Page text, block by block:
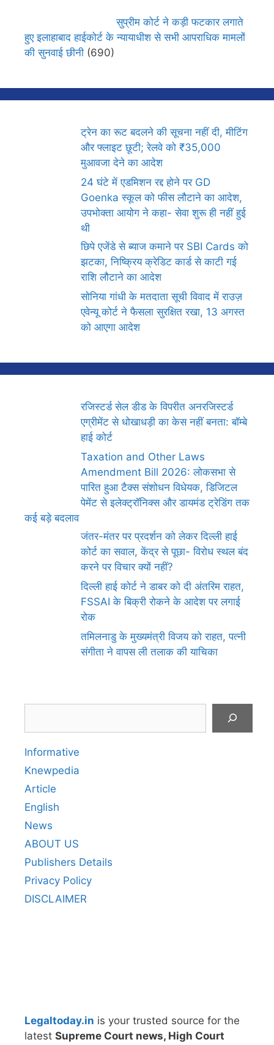
सुप्रीम कोर्ट ने कड़ी फटकार लगाते
हुए इलाहाबाद हाईकोर्ट के न्यायाधीश से सभी आपराधिक मामलों
की सुनवाई छीनी (690)
ट्रेन का रूट बदलने की सूचना नहीं दी, मीटिंग
और फ्लाइट छूटी; रेलवे को ₹35,000
मुआवजा देने का आदेश
24 घंटे में एडमिशन रद्द होने पर GD
Goenka स्कूल को फीस लौटाने का आदेश,
उपभोक्ता आयोग ने कहा- सेवा शुरू ही नहीं हुई
थी
छिपे एजेंडे से ब्याज कमाने पर SBI Cards को
झटका, निष्क्रिय क्रेडिट कार्ड से काटी गई
राशि लौटाने का आदेश
सोनिया गांधी के मतदाता सूची विवाद में राउज़
एवेन्यू कोर्ट ने फैसला सुरक्षित रखा, 13 अगस्त
को आएगा आदेश
रजिस्टर्ड सेल डीड के विपरीत अनरजिस्टर्ड
एग्रीमेंट से धोखाधड़ी का केस नहीं बनता: बॉम्बे
हाई कोर्ट
Taxation and Other Laws
Amendment Bill 2026: लोकसभा से
पारित हुआ टैक्स संशोधन विधेयक, डिजिटल
पेमेंट से इलेक्ट्रॉनिक्स और डायमंड ट्रेडिंग तक
कई बड़े बदलाव
जंतर-मंतर पर प्रदर्शन को लेकर दिल्ली हाई
कोर्ट का सवाल, केंद्र से पूछा- विरोध स्थल बंद
करने पर विचार क्यों नहीं?
दिल्ली हाई कोर्ट ने डाबर को दी अंतरिम राहत,
FSSAI के बिक्री रोकने के आदेश पर लगाई
रोक
तमिलनाडु के मुख्यमंत्री विजय को राहत, पत्नी
संगीता ने वापस ली तलाक की याचिका
Informative
Knewpedia
Article
English
News
ABOUT US
Publishers Details
Privacy Policy
DISCLAIMER
Legaltoday.in is your trusted source for the
latest Supreme Court news, High Court